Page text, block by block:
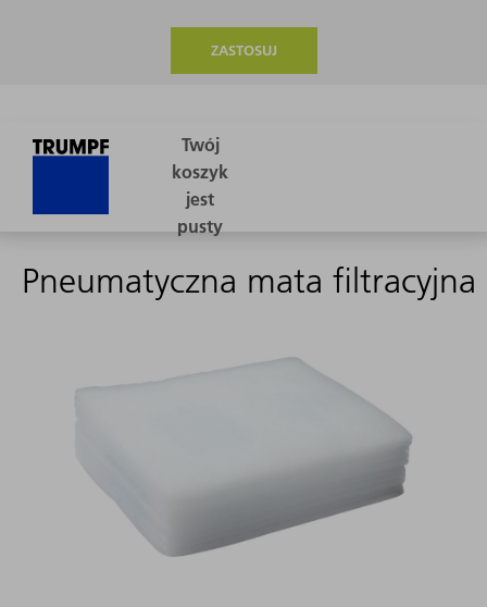
ZASTOSUJ
Pneumatyczna mata filtracyjna